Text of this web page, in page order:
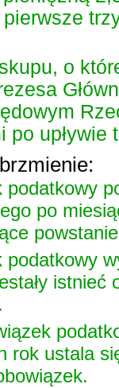
o
po upływie
podatkowy
po
podatkowy
istnieć
rok ustala